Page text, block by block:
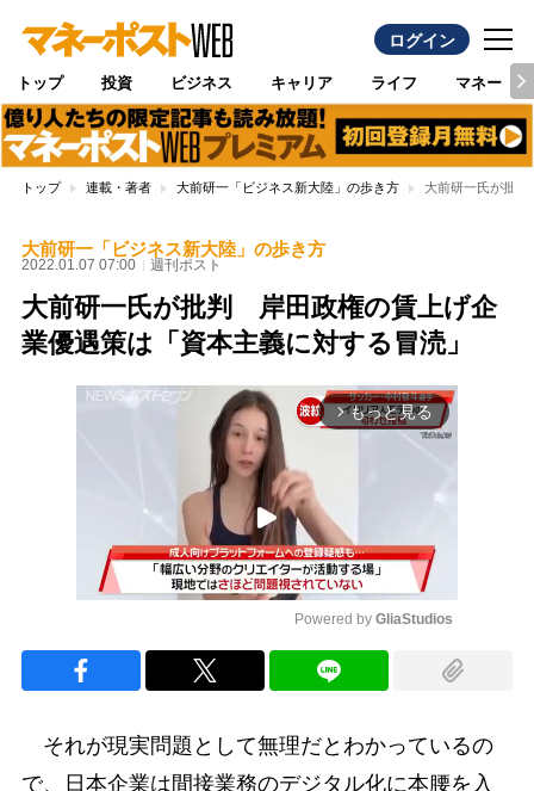
ログイン
トップ 投資 ビジネス キャリア ライフ マネー
トップ 連載・著者 大前研一「ビジネス新大陸」の歩き方 大前研一氏が批
大前研一「ビジネス新大陸」の歩き方
2022.01.07 07:00 週刊ポスト
大前研一氏が批判 岸田政権の賃上げ企
業優遇策は「資本主義に対する冒涜」
arrow_forward_ios もっと見る
Powered by GliaStudios
それが現実問題として無理だとわかっているの
で、日本企業は間接業務のデジタル化に本腰を入